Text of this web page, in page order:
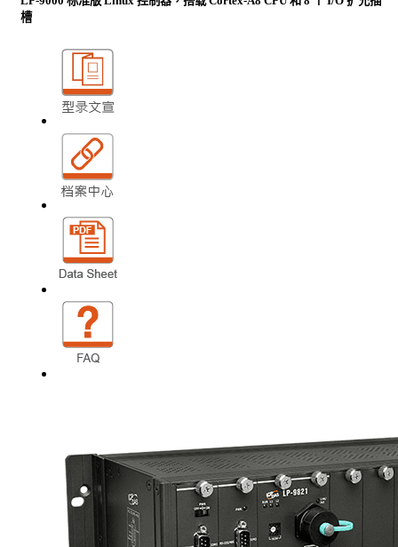
槽